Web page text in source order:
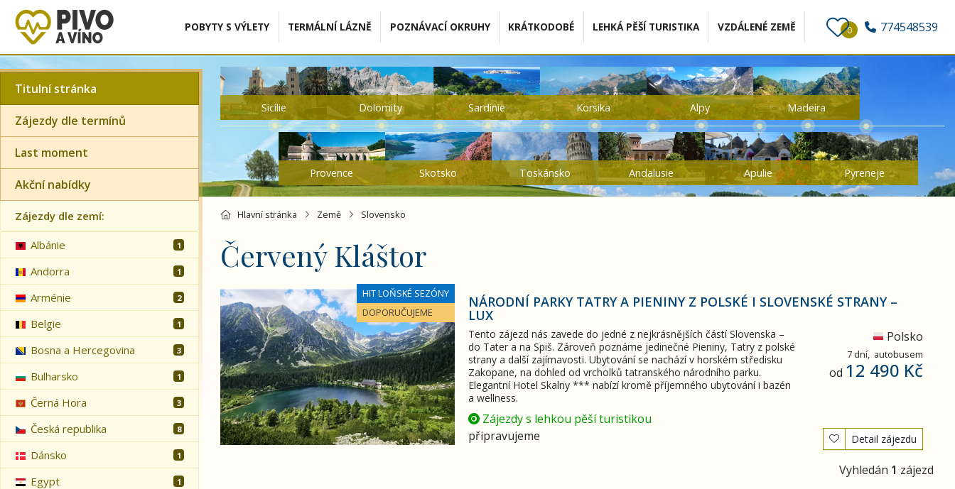
POBYTY S VÝLETY TERMÁLNÍ LÁZNĚ POZNÁVACÍ OKRUHY KRÁTKODOBÉ LEHKÁ PĚŠÍ TURISTIKA VZDÁLENÉ ZEMĚ 0 774548539
Titulní stránka
Zájezdy dle termínů
Last moment
Akční nabídky
Zájezdy dle zemí:
Albánie 1
Andorra 1
Arménie 2
Belgie 1
Bosna a Hercegovina 3
Bulharsko 1
Černá Hora 3
Česká republika 8
Dánsko 1
Egypt 1
Sicílie Dolomity Sardinie Korsika Alpy Madeira
Provence Skotsko Toskánsko Andalusie Apulie Pyreneje
Hlavní stránka Země Slovensko
Červený Kláštor
HIT LOŇSKÉ SEZÓNY
DOPORUČUJEME
Národní parky Tatry a Pieniny z polské i slovenské strany – LUX
NÁRODNÍ PARKY TATRY A PIENINY Z POLSKÉ I SLOVENSKÉ STRANY –
LUX
Tento zájezd nás zavede do jedné z nejkrásnějších částí Slovenska –
do Tater a na Spiš. Zároveň poznáme jedinečné Pieniny, Tatry z polské
strany a další zajímavosti. Ubytování se nachází v horském středisku
Zakopane, na dohled od vrcholků tatranského národního parku.
Elegantní Hotel Skalny *** nabízí kromě příjemného ubytování i bazén
a wellness.
Polsko
7 dní, autobusem
od 12 490 Kč
Zájezdy s lehkou pěší turistikou
připravujeme
Detail zájezdu
Vyhledán 1 zájezd